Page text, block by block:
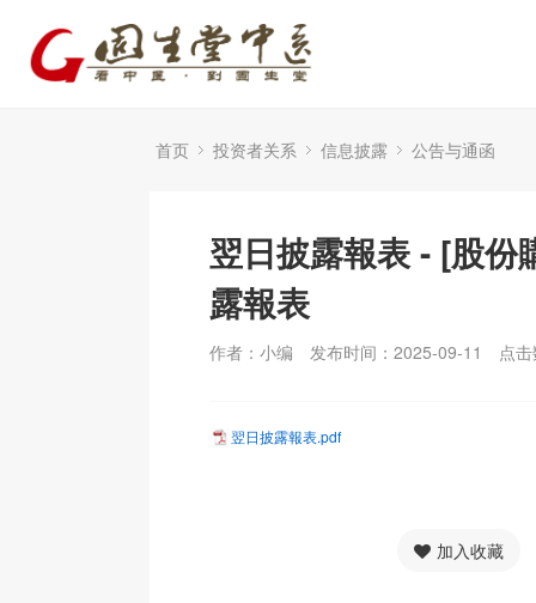
首页 投资者关系 信息披露 公告与通函
翌日披露報表 - [股份
露報表
作者：小编 发布时间：2025-09-11 点
翌日披露報表.pdf
加入收藏